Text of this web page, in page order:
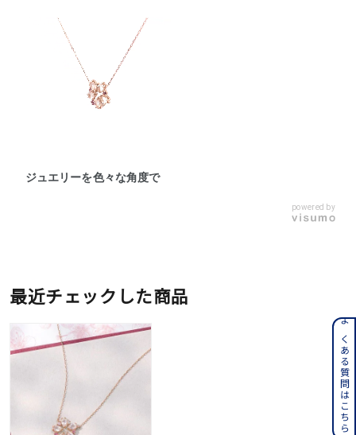
ジュエリーを色々な角度で
powered by
最近チェックした商品
よくある質問はこちら